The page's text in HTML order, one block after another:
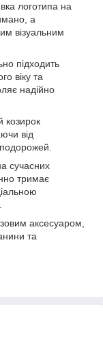
логотипа на
а
візуальним
підходить
віку та
надійно
козирок
від
сучасних
тримає
аксесуаром,
та